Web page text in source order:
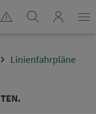
Linienfahrpläne